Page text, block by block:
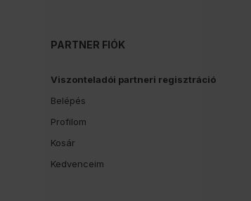
PARTNER FIÓK
Viszonteladói partneri regisztráció
Belépés
Profilom
Kosár
Kedvenceim